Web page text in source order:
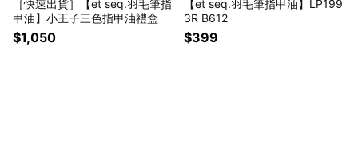
［快速出貨］【et seq.羽毛筆指
甲油】小王子三色指甲油禮盒
$1,050
【et seq.羽毛筆指甲油】LP199
3R B612
$399